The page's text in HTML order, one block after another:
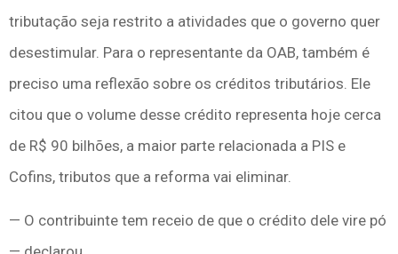
tributação seja restrito a atividades que o governo quer
desestimular. Para o representante da OAB, também é
preciso uma reflexão sobre os créditos tributários. Ele
citou que o volume desse crédito representa hoje cerca
de R$ 90 bilhões, a maior parte relacionada a PIS e
Cofins, tributos que a reforma vai eliminar.
— O contribuinte tem receio de que o crédito dele vire pó